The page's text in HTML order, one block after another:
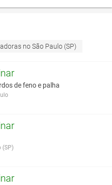
no São Paulo (SP)
de feno e palha
(SP)